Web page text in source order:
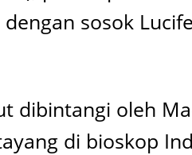
sosok
dibintangi oleh
di bioskop